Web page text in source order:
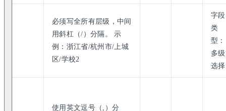
必须写全所有层级，中间
用斜杠（/）分隔。 示
例：浙江省/杭州市/上城
区/学校2
字段
类
型：
多级
选择
使用英文逗号（,）分